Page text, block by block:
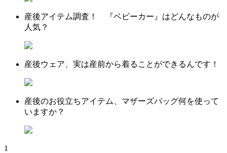
産後アイテム調査！ 『ベビーカー』はどんなものが
人気？
産後ウェア、実は産前から着ることができるんです！
産後のお役立ちアイテム、マザーズバッグ何を使って
いますか？
1